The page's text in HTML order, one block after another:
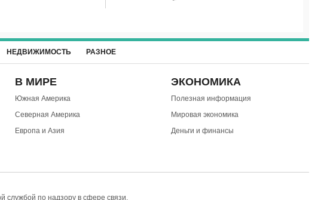
НЕДВИЖИМОСТЬ РАЗНОЕ
В МИРЕ
Южная Америка
Северная Америка
Европа и Азия
ЭКОНОМИКА
Полезная информация
Мировая экономика
Деньги и финансы
по надзору в сфере связи,